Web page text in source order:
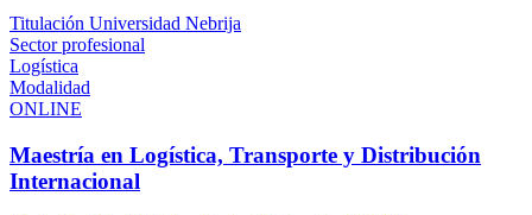
Titulación Universidad Nebrija
Sector profesional
Logística
Modalidad
ONLINE
Maestría en Logística, Transporte y Distribución
Internacional